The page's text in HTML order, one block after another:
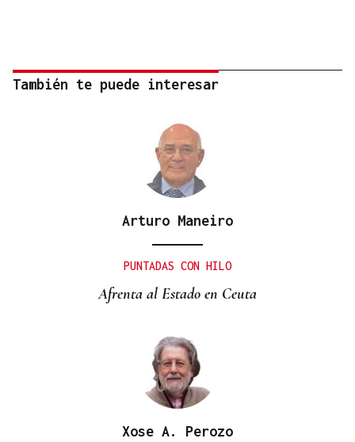
También te puede interesar
Arturo Maneiro
PUNTADAS CON HILO
Afrenta al Estado en Ceuta
Xose A. Perozo